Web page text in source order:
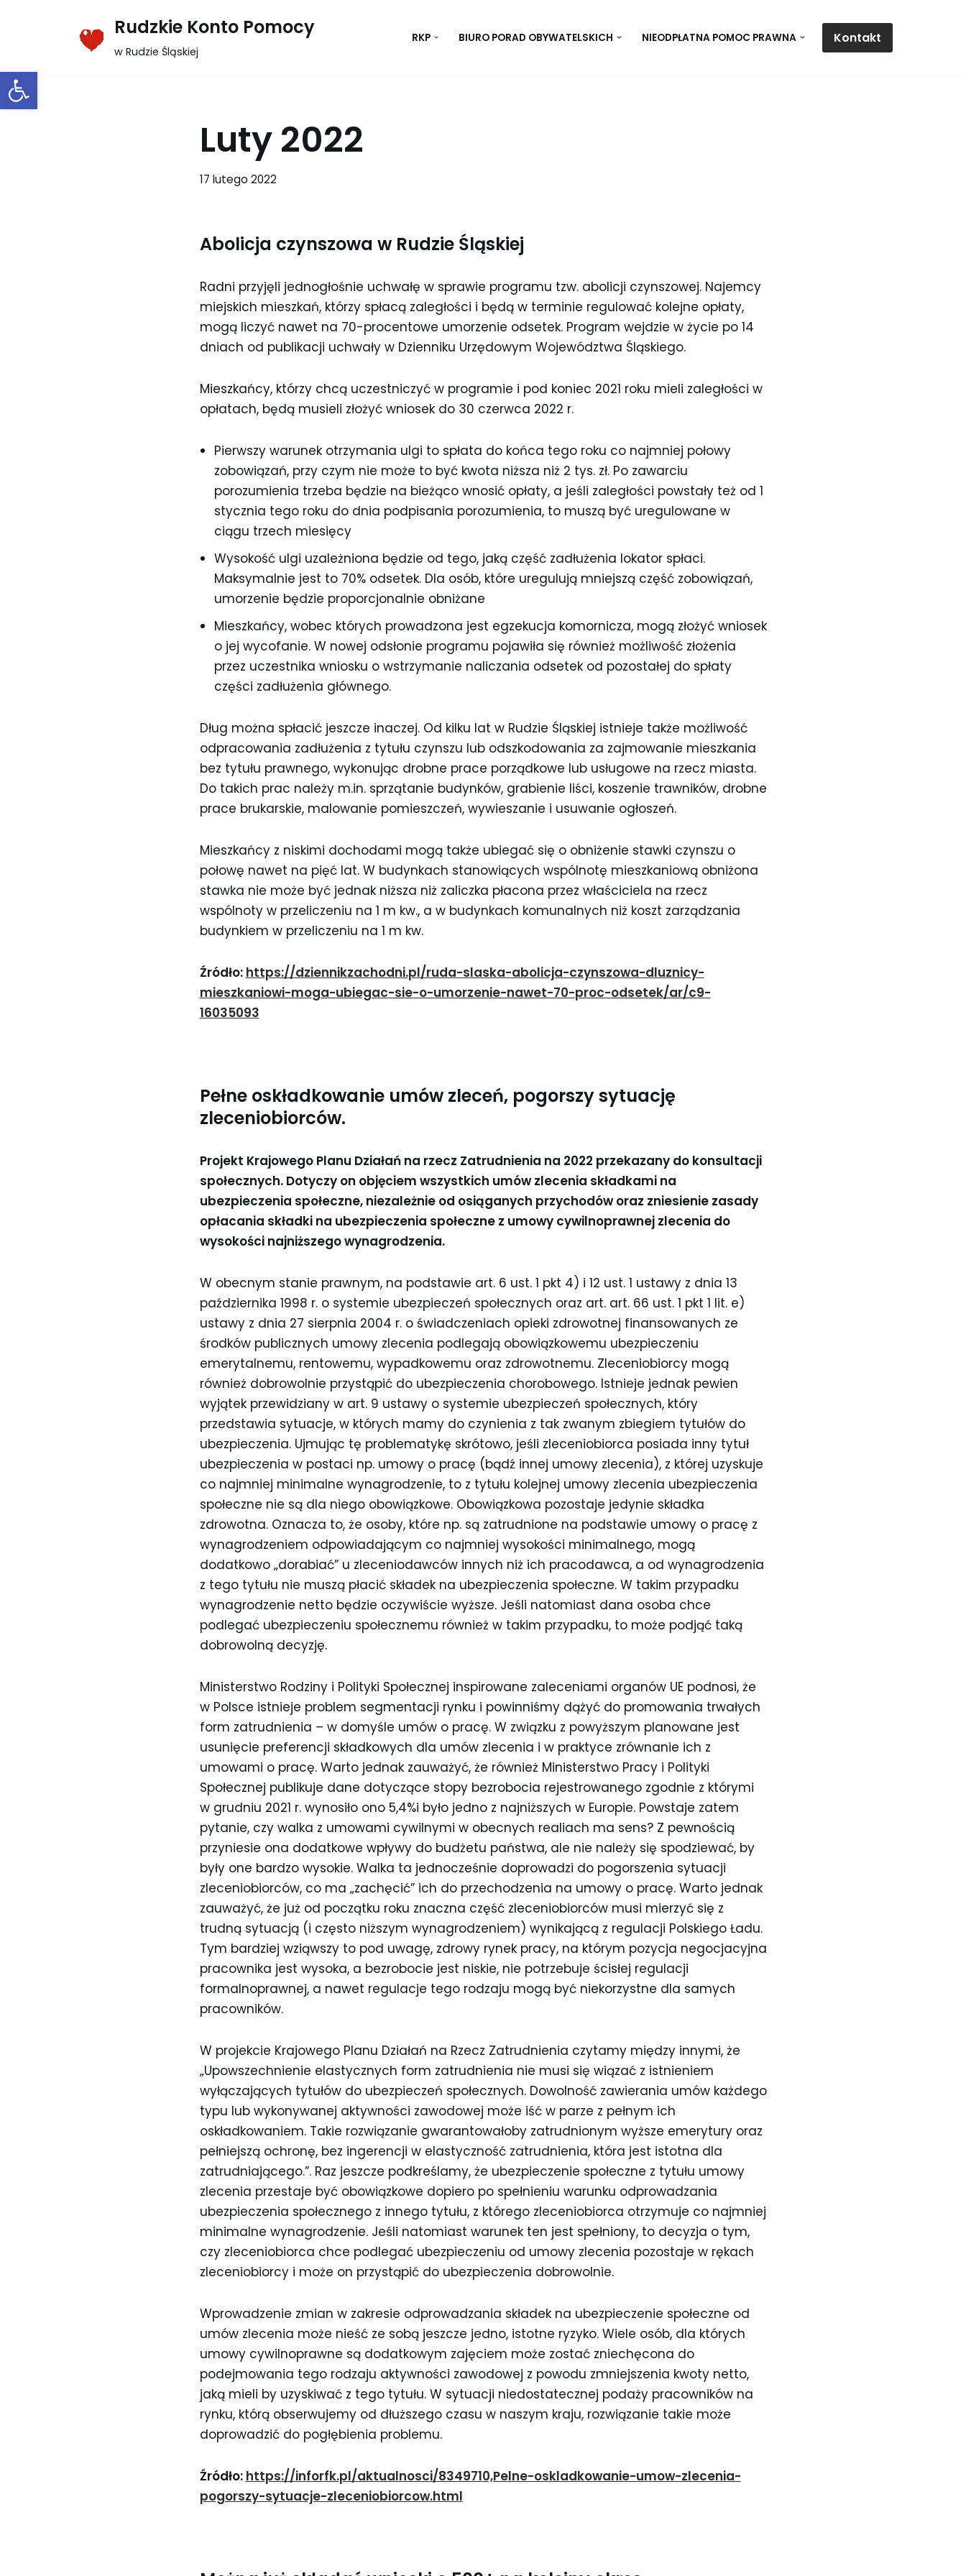
Otwórz pasek narzędzi
treści
Rudzkie Konto Pomocy
w Rudzie Śląskiej
RKP BIURO PORAD OBYWATELSKICH NIEODPŁATNA POMOC PRAWNA Kontakt
Luty 2022
17 lutego 2022
Abolicja czynszowa w Rudzie Śląskiej
Radni przyjęli jednogłośnie uchwałę w sprawie programu tzw. abolicji czynszowej. Najemcy
miejskich mieszkań, którzy spłacą zaległości i będą w terminie regulować kolejne opłaty,
mogą liczyć nawet na 70-procentowe umorzenie odsetek. Program wejdzie w życie po 14
dniach od publikacji uchwały w Dzienniku Urzędowym Województwa Śląskiego.
Mieszkańcy, którzy chcą uczestniczyć w programie i pod koniec 2021 roku mieli zaległości w
opłatach, będą musieli złożyć wniosek do 30 czerwca 2022 r.
Pierwszy warunek otrzymania ulgi to spłata do końca tego roku co najmniej połowy
zobowiązań, przy czym nie może to być kwota niższa niż 2 tys. zł. Po zawarciu
porozumienia trzeba będzie na bieżąco wnosić opłaty, a jeśli zaległości powstały też od 1
stycznia tego roku do dnia podpisania porozumienia, to muszą być uregulowane w
ciągu trzech miesięcy
Wysokość ulgi uzależniona będzie od tego, jaką część zadłużenia lokator spłaci.
Maksymalnie jest to 70% odsetek. Dla osób, które uregulują mniejszą część zobowiązań,
umorzenie będzie proporcjonalnie obniżane
Mieszkańcy, wobec których prowadzona jest egzekucja komornicza, mogą złożyć wniosek
o jej wycofanie. W nowej odsłonie programu pojawiła się również możliwość złożenia
przez uczestnika wniosku o wstrzymanie naliczania odsetek od pozostałej do spłaty
części zadłużenia głównego.
Dług można spłacić jeszcze inaczej. Od kilku lat w Rudzie Śląskiej istnieje także możliwość
odpracowania zadłużenia z tytułu czynszu lub odszkodowania za zajmowanie mieszkania
bez tytułu prawnego, wykonując drobne prace porządkowe lub usługowe na rzecz miasta.
Do takich prac należy m.in. sprzątanie budynków, grabienie liści, koszenie trawników, drobne
prace brukarskie, malowanie pomieszczeń, wywieszanie i usuwanie ogłoszeń.
Mieszkańcy z niskimi dochodami mogą także ubiegać się o obniżenie stawki czynszu o
połowę nawet na pięć lat. W budynkach stanowiących wspólnotę mieszkaniową obniżona
stawka nie może być jednak niższa niż zaliczka płacona przez właściciela na rzecz
wspólnoty w przeliczeniu na 1 m kw., a w budynkach komunalnych niż koszt zarządzania
budynkiem w przeliczeniu na 1 m kw.
Źródło: https://dziennikzachodni.pl/ruda-slaska-abolicja-czynszowa-dluznicy-
mieszkaniowi-moga-ubiegac-sie-o-umorzenie-nawet-70-proc-odsetek/ar/c9-
16035093
Pełne oskładkowanie umów zleceń, pogorszy sytuację
zleceniobiorców.
Projekt Krajowego Planu Działań na rzecz Zatrudnienia na 2022 przekazany do konsultacji
społecznych. Dotyczy on objęciem wszystkich umów zlecenia składkami na
ubezpieczenia społeczne, niezależnie od osiąganych przychodów oraz zniesienie zasady
opłacania składki na ubezpieczenia społeczne z umowy cywilnoprawnej zlecenia do
wysokości najniższego wynagrodzenia.
W obecnym stanie prawnym, na podstawie art. 6 ust. 1 pkt 4) i 12 ust. 1 ustawy z dnia 13
października 1998 r. o systemie ubezpieczeń społecznych oraz art. art. 66 ust. 1 pkt 1 lit. e)
ustawy z dnia 27 sierpnia 2004 r. o świadczeniach opieki zdrowotnej finansowanych ze
środków publicznych umowy zlecenia podlegają obowiązkowemu ubezpieczeniu
emerytalnemu, rentowemu, wypadkowemu oraz zdrowotnemu. Zleceniobiorcy mogą
również dobrowolnie przystąpić do ubezpieczenia chorobowego. Istnieje jednak pewien
wyjątek przewidziany w art. 9 ustawy o systemie ubezpieczeń społecznych, który
przedstawia sytuacje, w których mamy do czynienia z tak zwanym zbiegiem tytułów do
ubezpieczenia. Ujmując tę problematykę skrótowo, jeśli zleceniobiorca posiada inny tytuł
ubezpieczenia w postaci np. umowy o pracę (bądź innej umowy zlecenia), z której uzyskuje
co najmniej minimalne wynagrodzenie, to z tytułu kolejnej umowy zlecenia ubezpieczenia
społeczne nie są dla niego obowiązkowe. Obowiązkowa pozostaje jedynie składka
zdrowotna. Oznacza to, że osoby, które np. są zatrudnione na podstawie umowy o pracę z
wynagrodzeniem odpowiadającym co najmniej wysokości minimalnego, mogą
dodatkowo „dorabiać” u zleceniodawców innych niż ich pracodawca, a od wynagrodzenia
z tego tytułu nie muszą płacić składek na ubezpieczenia społeczne. W takim przypadku
wynagrodzenie netto będzie oczywiście wyższe. Jeśli natomiast dana osoba chce
podlegać ubezpieczeniu społecznemu również w takim przypadku, to może podjąć taką
dobrowolną decyzję.
Ministerstwo Rodziny i Polityki Społecznej inspirowane zaleceniami organów UE podnosi, że
w Polsce istnieje problem segmentacji rynku i powinniśmy dążyć do promowania trwałych
form zatrudnienia – w domyśle umów o pracę. W związku z powyższym planowane jest
usunięcie preferencji składkowych dla umów zlecenia i w praktyce zrównanie ich z
umowami o pracę. Warto jednak zauważyć, że również Ministerstwo Pracy i Polityki
Społecznej publikuje dane dotyczące stopy bezrobocia rejestrowanego zgodnie z którymi
w grudniu 2021 r. wynosiło ono 5,4%i było jedno z najniższych w Europie. Powstaje zatem
pytanie, czy walka z umowami cywilnymi w obecnych realiach ma sens? Z pewnością
przyniesie ona dodatkowe wpływy do budżetu państwa, ale nie należy się spodziewać, by
były one bardzo wysokie. Walka ta jednocześnie doprowadzi do pogorszenia sytuacji
zleceniobiorców, co ma „zachęcić” ich do przechodzenia na umowy o pracę. Warto jednak
zauważyć, że już od początku roku znaczna część zleceniobiorców musi mierzyć się z
trudną sytuacją (i często niższym wynagrodzeniem) wynikającą z regulacji Polskiego Ładu.
Tym bardziej wziąwszy to pod uwagę, zdrowy rynek pracy, na którym pozycja negocjacyjna
pracownika jest wysoka, a bezrobocie jest niskie, nie potrzebuje ścisłej regulacji
formalnoprawnej, a nawet regulacje tego rodzaju mogą być niekorzystne dla samych
pracowników.
W projekcie Krajowego Planu Działań na Rzecz Zatrudnienia czytamy między innymi, że
„Upowszechnienie elastycznych form zatrudnienia nie musi się wiązać z istnieniem
wyłączających tytułów do ubezpieczeń społecznych. Dowolność zawierania umów każdego
typu lub wykonywanej aktywności zawodowej może iść w parze z pełnym ich
oskładkowaniem. Takie rozwiązanie gwarantowałoby zatrudnionym wyższe emerytury oraz
pełniejszą ochronę, bez ingerencji w elastyczność zatrudnienia, która jest istotna dla
zatrudniającego.”. Raz jeszcze podkreślamy, że ubezpieczenie społeczne z tytułu umowy
zlecenia przestaje być obowiązkowe dopiero po spełnieniu warunku odprowadzania
ubezpieczenia społecznego z innego tytułu, z którego zleceniobiorca otrzymuje co najmniej
minimalne wynagrodzenie. Jeśli natomiast warunek ten jest spełniony, to decyzja o tym,
czy zleceniobiorca chce podlegać ubezpieczeniu od umowy zlecenia pozostaje w rękach
zleceniobiorcy i może on przystąpić do ubezpieczenia dobrowolnie.
Wprowadzenie zmian w zakresie odprowadzania składek na ubezpieczenie społeczne od
umów zlecenia może nieść ze sobą jeszcze jedno, istotne ryzyko. Wiele osób, dla których
umowy cywilnoprawne są dodatkowym zajęciem może zostać zniechęcona do
podejmowania tego rodzaju aktywności zawodowej z powodu zmniejszenia kwoty netto,
jaką mieli by uzyskiwać z tego tytułu. W sytuacji niedostatecznej podaży pracowników na
rynku, którą obserwujemy od dłuższego czasu w naszym kraju, rozwiązanie takie może
doprowadzić do pogłębienia problemu.
Źródło: https://inforfk.pl/aktualnosci/8349710,Pelne-oskladkowanie-umow-zlecenia-
pogorszy-sytuacje-zleceniobiorcow.html